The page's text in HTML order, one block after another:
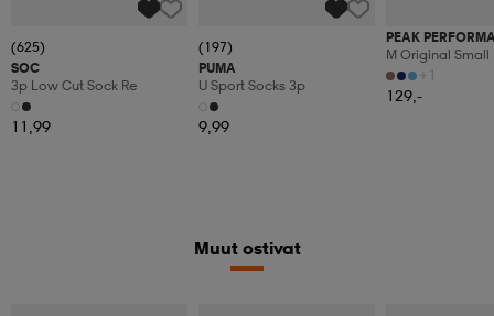
(625)
SOC
3p Low Cut Sock Re
11,99
(197)
PUMA
U Sport Socks 3p
9,99
PEAK
M Original
Hood+1
129,-
Muut ostivat